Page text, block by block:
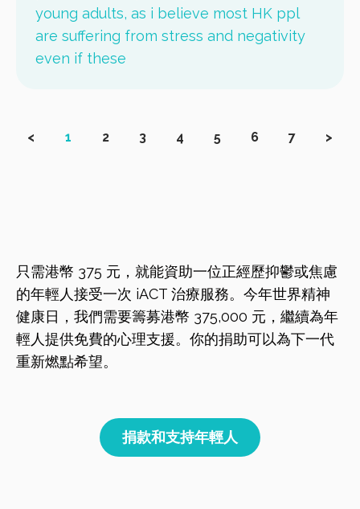
young adults, as i believe most HK ppl
are suffering from stress and negativity
even if these
< 1 2 3 4 5 6 7 >
只需港幣 375 元，就能資助一位正經歷抑鬱或焦慮
的年輕人接受一次 iACT 治療服務。今年世界精神
健康日，我們需要籌募港幣 375,000 元，繼續為年
輕人提供免費的心理支援。你的捐助可以為下一代
重新燃點希望。
捐款和支持年輕人